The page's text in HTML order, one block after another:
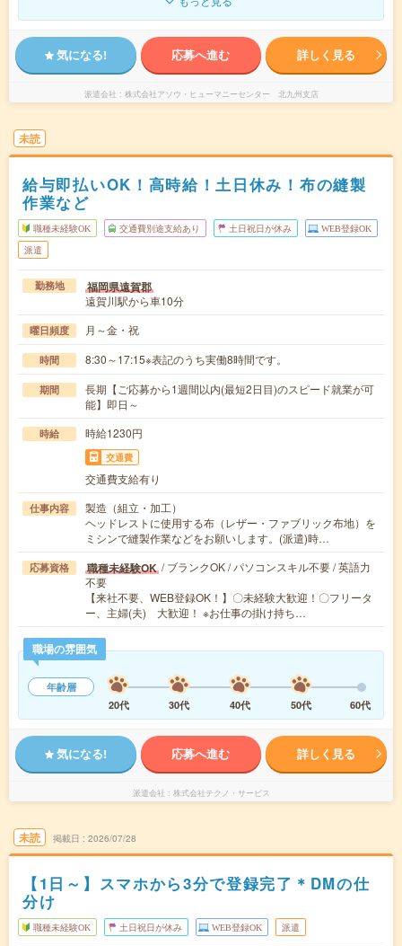
気になる! 応募へ進む 詳しく見る
派遣会社 株式会社アソウ・ヒューマニーセンター 北九州支店
未読
給与即払いOK！高時給！土日休み！布の縫製
作業など
職種未経験OK 交通費別途支給あり 土日祝日が休み WEB登録OK
派遣
勤務地 福岡県遠賀郡
遠賀川駅から車10分
曜日頻度 月～金・祝
時間 8:30～17:15※表記のうち実働8時間です。
期間
長期【ご応募から1週間以内(最短2日目)のスピード就業が可
能】即日～
時給 時給1230円
交通費
交通費支給有り
仕事内容
製造（組立・加工）
ヘッドレストに使用する布（レザー・ファブリック布地）を
ミシンで縫製作業などをお願いします。(派遣)時…
応募資格 職種未経験OK / ブランクOK / パソコンスキル不要 / 英語力
不要
【来社不要、WEB登録OK！】〇未経験大歓迎！〇フリータ
ー、主婦(夫) 大歓迎！ ※お仕事の掛け持ち…
職場の雰囲気
年齢層
20代
30代 40代 50代 60代
気になる! 応募へ進む 詳しく見る
派遣会社 株式会社テクノ・サービス
未読 掲載日 2026/07/28
【1日～】スマホから3分で登録完了＊DMの仕
分け
職種未経験OK 土日祝日が休み WEB登録OK 派遣